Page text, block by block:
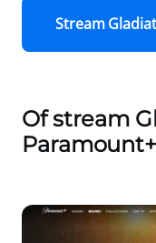
Stream
Of stream
Paramount+